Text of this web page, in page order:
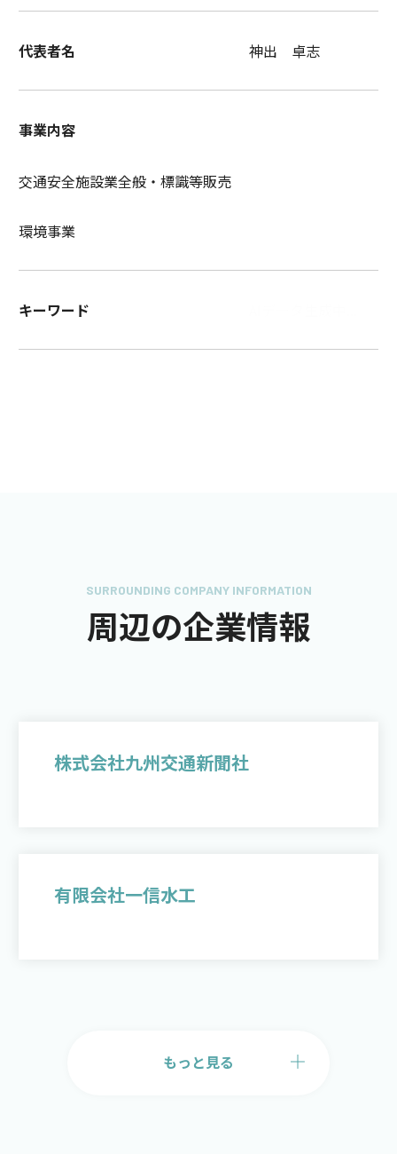
代表者名 神出 卓志
事業内容
交通安全施設業全般・標識等販売
環境事業
キーワード
SURROUNDING COMPANY INFORMATION
周辺の企業情報
株式会社九州交通新聞社
有限会社一信水工
もっと見る